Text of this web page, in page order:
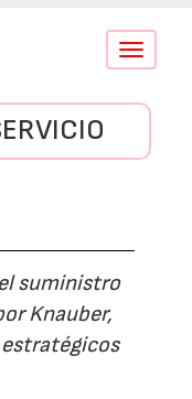
Conmutar
suministro
Knauber,